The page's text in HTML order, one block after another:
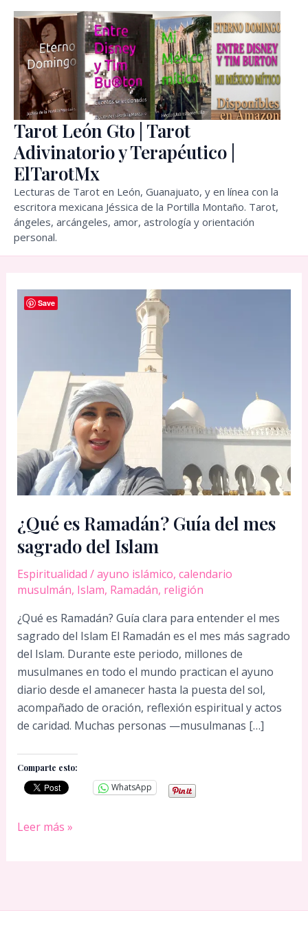
contenido
Tarot León Gto | Tarot
Adivinatorio y Terapéutico |
ElTarotMx
Lecturas de Tarot en León, Guanajuato, y en línea con la
escritora mexicana Jéssica de la Portilla Montaño. Tarot,
ángeles, arcángeles, amor, astrología y orientación
personal.
¿Qué es Ramadán? Guía del mes
sagrado del Islam
Espiritualidad /ayuno islámico, calendario
musulmán, Islam, Ramadán, religión
¿Qué es Ramadán? Guía clara para entender el mes
sagrado del Islam El Ramadán es el mes más sagrado
del Islam. Durante este periodo, millones de
musulmanes en todo el mundo practican el ayuno
diario desde el amanecer hasta la puesta del sol,
acompañado de oración, reflexión espiritual y actos
de caridad. Muchas personas —musulmanas […]
Comparte esto:
WhatsApp
¿Qué
mes
Leer más »
Save